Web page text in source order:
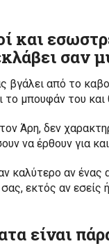
και
σαν
βγάλει από το
μπουφάν του και
Άρη, δεν
να έρθουν για
καλύτερο αν ένας
εκτός αν
είναι